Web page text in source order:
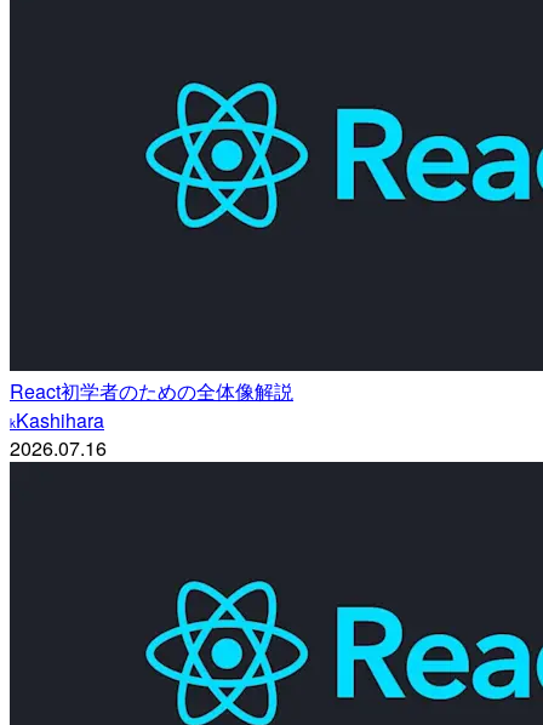
React初学者のための全体像解説
kKashihara
2026.07.16